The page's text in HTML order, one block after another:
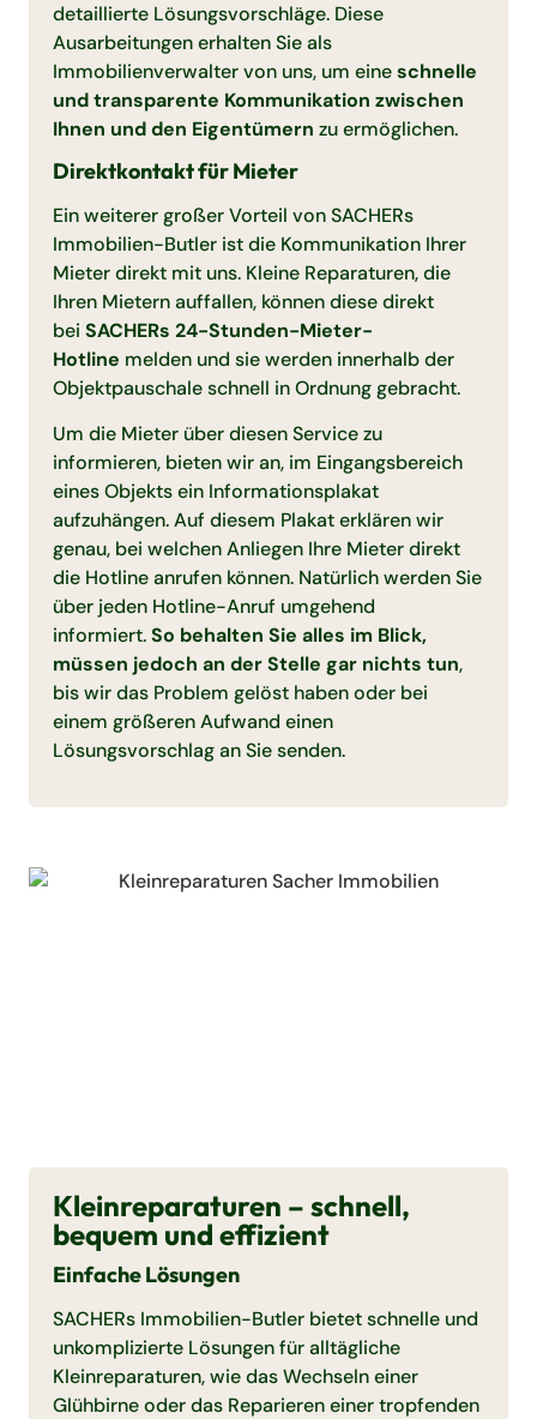
detaillierte Lösungsvorschläge. Diese
Ausarbeitungen erhalten Sie als
Immobilienverwalter von uns, um eineschnelle
und transparente Kommunikation zwischen
Ihnen und den Eigentümern zu ermöglichen.
Direktkontakt für Mieter
Ein weiterer großer Vorteil von SACHERs
Immobilien-Butler ist die Kommunikation Ihrer
Mieter direkt mit uns. Kleine Reparaturen, die
Ihren Mietern auffallen, können diese direkt
bei SACHERs 24-Stunden-Mieter-
Hotline melden und sie werden innerhalb der
Objektpauschale schnell in Ordnung gebracht.
Um die Mieter über diesen Service zu
informieren, bieten wir an, im Eingangsbereich
eines Objekts ein Informationsplakat
aufzuhängen. Auf diesem Plakat erklären wir
genau, bei welchen Anliegen Ihre Mieter direkt
die Hotline anrufen können. Natürlich werden Sie
über jeden Hotline-Anruf umgehend
informiert.So behalten Sie alles im Blick,
müssen jedoch an der Stelle gar nichts tun,
bis wir das Problem gelöst haben oder bei
einem größeren Aufwand einen
Lösungsvorschlag an Sie senden.
Kleinreparaturen – schnell,
bequem und effizient
Einfache Lösungen
SACHERs Immobilien-Butler bietet schnelle und
unkomplizierte Lösungen für alltägliche
Kleinreparaturen, wie das Wechseln einer
Glühbirne oder das Reparieren einer tropfenden